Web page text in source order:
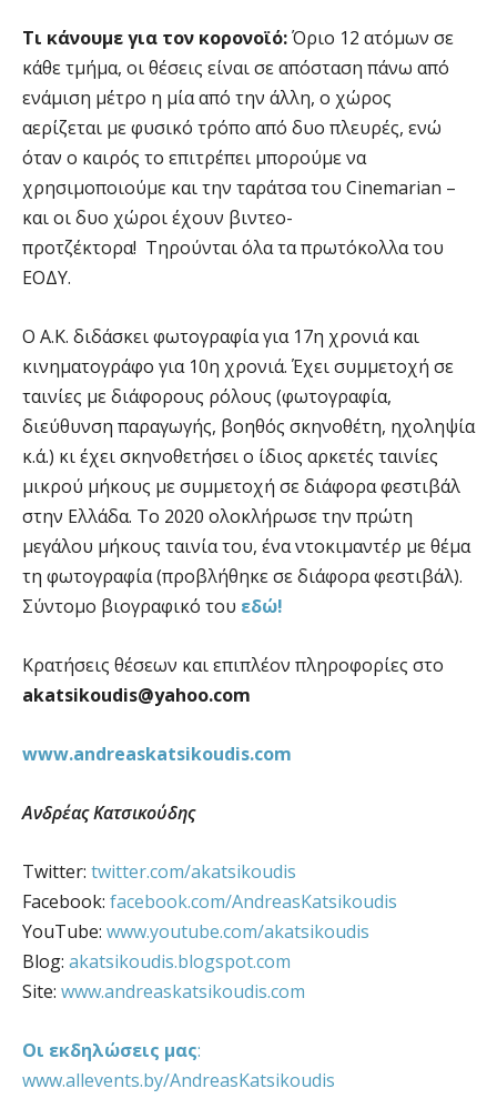
Τι κάνουμε για τον κορονοϊό:Όριο 12 ατόμων σε
κάθε τμήμα, οι θέσεις είναι σε απόσταση πάνω από
ενάμιση μέτρο η μία από την άλλη, ο χώρος
αερίζεται με φυσικό τρόπο από δυο πλευρές, ενώ
όταν ο καιρός το επιτρέπει μπορούμε να
χρησιμοποιούμε και την ταράτσα του Cinemarian –
και οι δυο χώροι έχουν βιντεο-
προτζέκτορα! Τηρούνται όλα τα πρωτόκολλα του
ΕΟΔΥ.
Ο Α.Κ. διδάσκει φωτογραφία για 17η χρονιά και
κινηματογράφο για 10η χρονιά. Έχει συμμετοχή σε
ταινίες με διάφορους ρόλους (φωτογραφία,
διεύθυνση παραγωγής, βοηθός σκηνοθέτη, ηχοληψία
κ.ά.) κι έχει σκηνοθετήσει ο ίδιος αρκετές ταινίες
μικρού μήκους με συμμετοχή σε διάφορα φεστιβάλ
στην Ελλάδα. Το 2020 ολοκλήρωσε την πρώτη
μεγάλου μήκους ταινία του, ένα ντοκιμαντέρ με θέμα
τη φωτογραφία (προβλήθηκε σε διάφορα φεστιβάλ).
Σύντομο βιογραφικό του εδώ!
Κρατήσεις θέσεων και επιπλέον πληροφορίες στο
akatsikoudis@yahoo.com
www.andreaskatsikoudis.com
Ανδρέας Κατσικούδης
Twitter: twitter.com/akatsikoudis
Facebook: facebook.com/AndreasKatsikoudis
YouTube: www.youtube.com/akatsikoudis
Blog: akatsikoudis.blogspot.com
Site: www.andreaskatsikoudis.com
Οι εκδηλώσεις μας:
www.allevents.by/AndreasKatsikoudis